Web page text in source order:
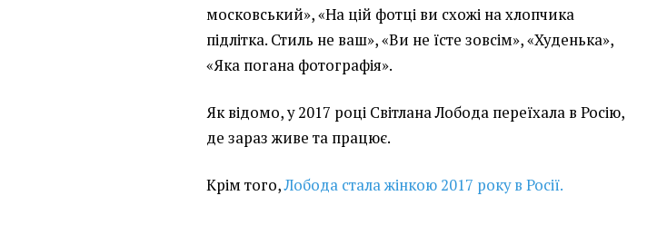
московський», «На цій фотці ви схожі на хлопчика
підлітка. Стиль не ваш», «Ви не їсте зовсім», «Худенька»,
«Яка погана фотографія».
Як відомо, у 2017 році Світлана Лобода переїхала в Росію,
де зараз живе та працює.
Крім того,Лобода стала жінкою 2017 року в Росії.